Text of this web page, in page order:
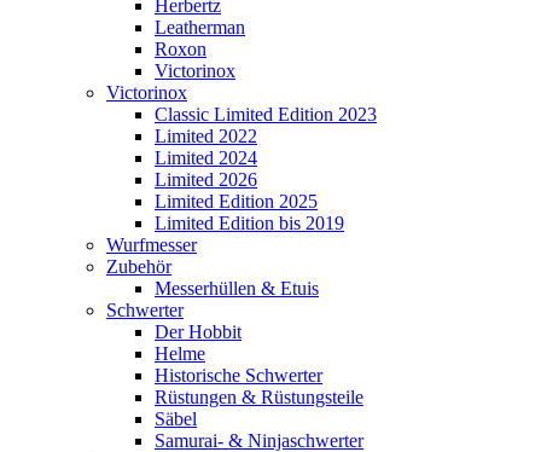
Herbertz
Leatherman
Roxon
Victorinox
Victorinox
Classic Limited Edition 2023
Limited 2022
Limited 2024
Limited 2026
Limited Edition 2025
Limited Edition bis 2019
Wurfmesser
Zubehör
Messerhüllen & Etuis
Schwerter
Der Hobbit
Helme
Historische Schwerter
Rüstungen & Rüstungsteile
Säbel
Samurai- & Ninjaschwerter